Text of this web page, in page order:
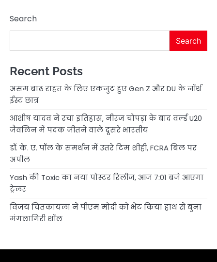
Search
Search
Recent Posts
असम बाढ़ राहत के लिए एकजुट हुए Gen Z और DU के नॉर्थ
ईस्ट छात्र
आशीष यादव ने रचा इतिहास, नीरज चोपड़ा के बाद वर्ल्ड U20
जैवलिन में पदक जीतने वाले दूसरे भारतीय
डॉ. के. ए. पॉल के समर्थन में उतरे टिम शीही, FCRA बिल पर
अपील
Yash की Toxic का नया पोस्टर रिलीज, आज 7:01 बजे आएगा
ट्रेलर
विजय चिंतकायला ने पीएम मोदी को भेंट किया हाथ से बुना
मंगलागिरी शॉल